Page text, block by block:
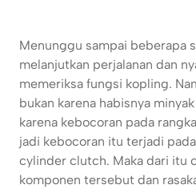
Menunggu sampai beberapa
melanjutkan perjalanan dan
memeriksa fungsi kopling.
bukan karena habisnya
karena kebocoran pada
jadi kebocoran itu terjadi
cylinder clutch. Maka dari itu
komponen tersebut dan